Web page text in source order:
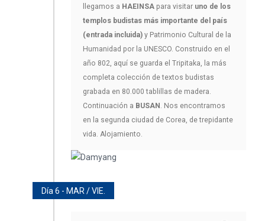
llegamos a HAEINSA para visitar uno de los
templos budistas más importante del país
(entrada incluida) y Patrimonio Cultural de la
Humanidad por la UNESCO. Construido en el
año 802, aquí se guarda el Tripitaka, la más
completa colección de textos budistas
grabada en 80.000 tablillas de madera.
Continuación a BUSAN . Nos encontramos
en la segunda ciudad de Corea, de trepidante
vida. Alojamiento.
Día 6 - MAR / VIE.